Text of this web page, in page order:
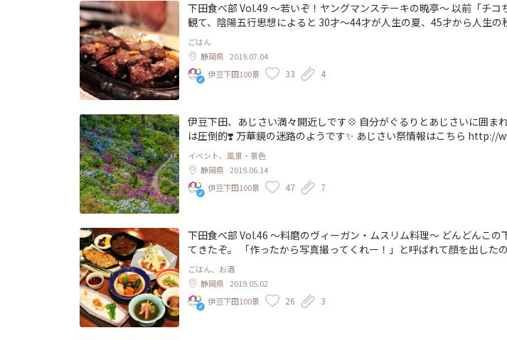
下田食べ部 Vol.49 〜若いぞ！ヤングマンステーキの暁亭〜 以前「チコちゃんに叱られる」を
観て、陰陽五行思想によると 30才〜44才が人生の夏、45才から人生の
とも言えない寂しさに覆われた。 呆然と言ってもいい。 44才の私は今
としているのか⁉︎」と。 夏だったという自覚もない。 抵抗できない時
だとわかっちゃいるけど自分だけ土石流のように流れてはいなかったか？ 思えば夏の幕開
とともに誕生した小さくて可愛かったはずの息子は14年で私を見下ろす
係数は過度な上昇傾向だ。 我が家で肉と呼ぶのは豚肉か鶏肉を指す。 冷蔵庫内は牛肉を迎え
入れる機会の少ない不憫さが漂っている。 せっかくのご馳走感のある
なくどこかで美味しく食べたいと思うのだ。 焼肉、しゃぶしゃぶ、す
しして調理して後片付けをする、思い描いただけでご馳走感半減である。 そんなわけで毎
肉を要求する息子と久しぶりに暁亭に行ってみた。 ここにはヤングマ
ある！ 私はお一人様すき焼きを注文するつもりだったが時期限定で今回
とともにヤングマンステーキは姿を現した。 牛型の鋳物に盛られてる
感倍増なのだ！ うちの見慣れた皿に盛ったらステーキもここまでオー
から「人生の秋」の私には食べきれない、ということが一目で分かるボ
のものだなと言いたげな息子に限界までは私のものだ！と釘を刺した。 一口サイズにカット
されたステーキは柔らかすぎず噛みごたえがある！！ 肉を食べてる〜
クトな実感。 大根おろしのつけダレのおかげでさっぱり美味しく、思
ごはん
静岡県 2019.07.04
伊豆下田100景
33 4
伊豆下田、あじさい満々開近しです💠 自分がぐるりとあじさいに囲ま
は圧倒的❣️ 万華鏡の迷路のようです✨ あじさい祭情報はこちら http://www.shimoda-city.inf
o/event/ajisai.html http://shimoda100.com/ajisai-kinme/camera/ 紫陽花は青みがかった
り赤みがかったり 色が変わっていくのが面白い花。 これだけの花数だ
ョンのようです。 下田の写真家、野口正の撮る下田の美しい風景を心
届けする連載「ポートレート下田」、新着です！ http://
イベント、風景・景色
静岡県 2019.06.14
伊豆下田100景
47 7
下田食べ部 Vol.46 ～料磨のヴィーガン・ムスリム料理～ どんどんこの下田が優しい町になっ
てきたぞ。 「作ったから写真撮ってくれー！」と呼ばれて顔を出したのは和食屋の料磨。 ヴ
ィーガン、ムスリムの人でも安心して食べられる料理を作ったらしい。
ン？」「サラダでも食べさせておけばいいんじゃない」って感じのお店
青虫扱いだ。 バターを使って良いのか悪いのかもよく分からない。 面
くれなくて良いよ。ってスタンスが大方。 でもね、せっかく下田に来
ごはん、お酒
静岡県 2019.05.02
伊豆下田100景
26 3